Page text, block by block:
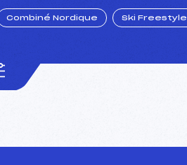
Combiné Nordique Ski Freestyle